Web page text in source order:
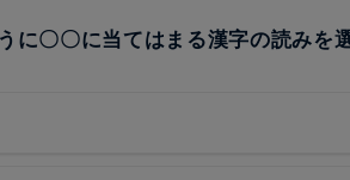
に〇〇に当てはまる漢字の読みを